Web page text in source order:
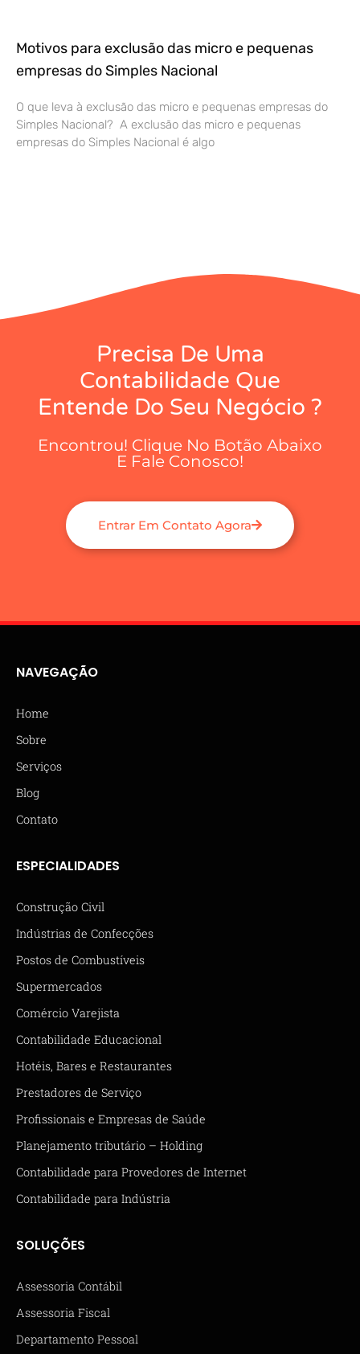
Motivos para exclusão das micro e pequenas
empresas do Simples Nacional
O que leva à exclusão das micro e pequenas empresas do
Simples Nacional? A exclusão das micro e pequenas
empresas do Simples Nacional é algo
Precisa De Uma
Contabilidade Que
Entende Do Seu Negócio ?
Encontrou! Clique No Botão Abaixo
E Fale Conosco!
Entrar Em Contato Agora
NAVEGAÇÃO
Home
Sobre
Serviços
Blog
Contato
ESPECIALIDADES
Construção Civil
Indústrias de Confecções
Postos de Combustíveis
Supermercados
Comércio Varejista
Contabilidade Educacional
Hotéis, Bares e Restaurantes
Prestadores de Serviço
Profissionais e Empresas de Saúde
Planejamento tributário – Holding
Contabilidade para Provedores de Internet
Contabilidade para Indústria
SOLUÇÕES
Assessoria Contábil
Assessoria Fiscal
Departamento Pessoal